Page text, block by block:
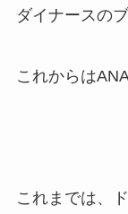
ダイナースの
これからは
これまでは、